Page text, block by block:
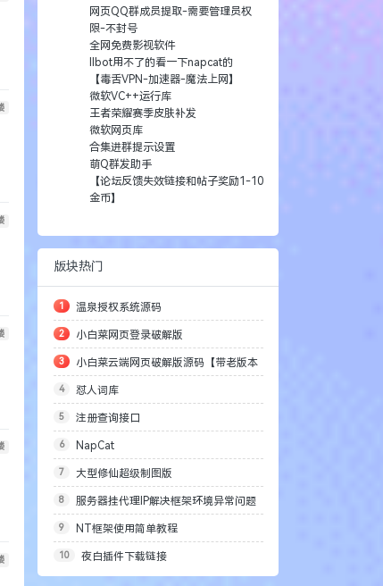
网页QQ群成员提取-需要管理员权
限-不封号
全网免费影视软件
llbot用不了的看一下napcat的
【毒舌VPN-加速器-魔法上网】
微软VC++运行库
王者荣耀赛季皮肤补发
微软网页库
合集进群提示设置
萌Q群发助手
【论坛反馈失效链接和帖子奖励1-10
金币】
版块热门
1 温泉授权系统源码
2 小白菜网页登录破解版
3 小白菜云端网页破解版源码【带老版本
插件】
4 怼人词库
5 注册查询接口
6 NapCat
7 大型修仙超级制图版
8 服务器挂代理IP解决框架环境异常问题
9 NT框架使用简单教程
10 夜白插件下载链接